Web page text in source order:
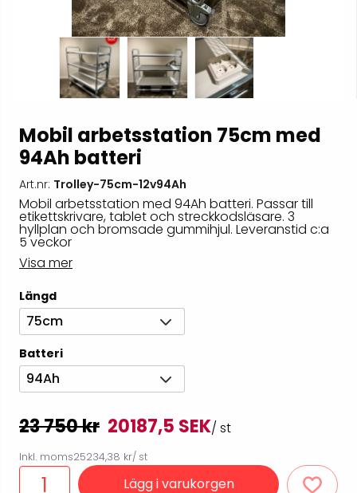
Mobil arbetsstation 75cm med
94Ah batteri
Art.nr: Trolley-75cm-12v94Ah
Mobil arbetsstation med 94Ah batteri. Passar till
etikettskrivare, tablet och streckkodsläsare. 3
hyllplan och bromsade gummihjul. Leveranstid c:a
5 veckor
Visa mer
Längd
75cm
Batteri
94Ah
23 750 kr 20187,5 SEK/ st
Inkl. moms25234,38 kr/ st
Lägg i varukorgen